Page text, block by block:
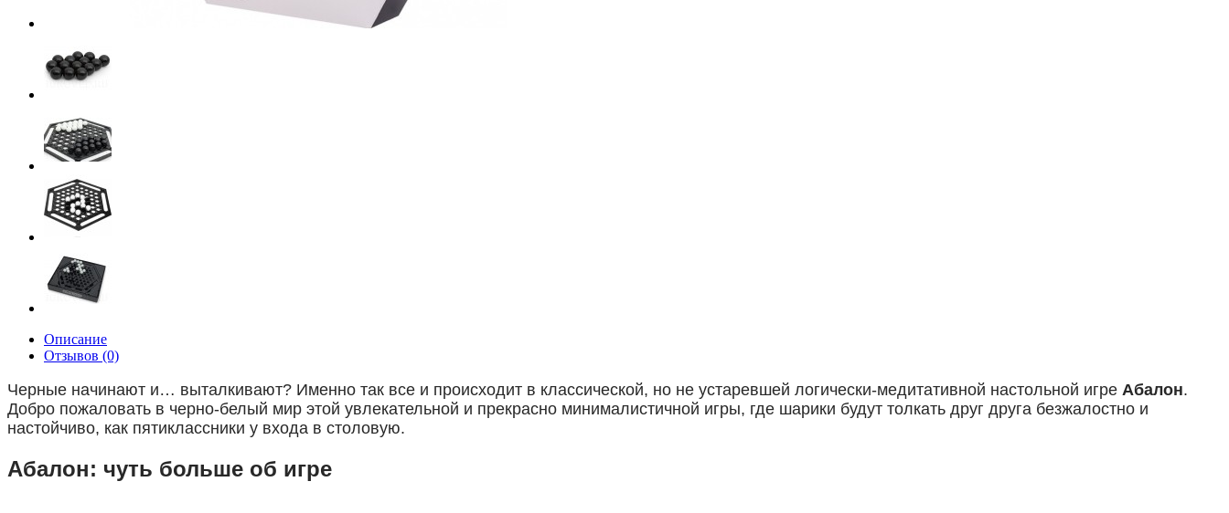
Описание
Отзывов (0)
Черные начинают и… выталкивают? Именно так все и происходит в классической, но не устаревшей логически-медитативной настольной игре Абалон.
Добро пожаловать в черно-белый мир этой увлекательной и прекрасно минималистичной игры, где шарики будут толкать друг друга безжалостно и
настойчиво, как пятиклассники у входа в столовую.
Абалон: чуть больше об игре